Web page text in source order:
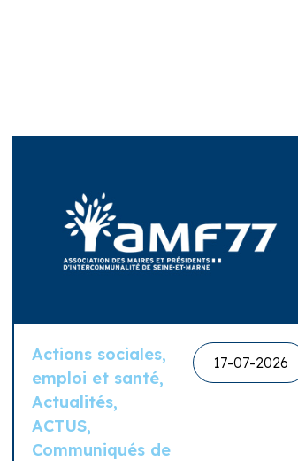
Actions sociales,
emploi et santé,
Actualités,
ACTUS,
Communiqués de
17-07-2026